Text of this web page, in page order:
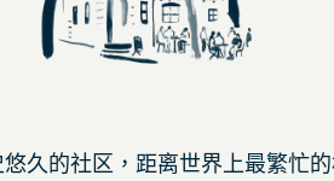
久的社区，距离世界上最繁忙